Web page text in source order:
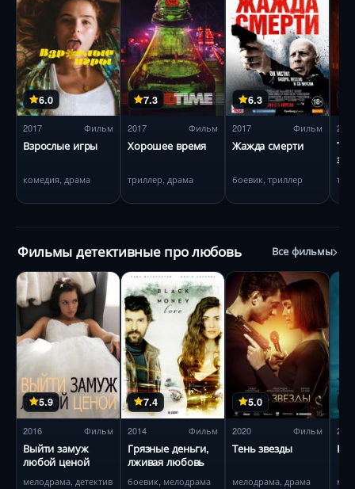
6.0
2017 Фильм
Взрослые игры
комедия, драма
7.3
2017 Фильм
Хорошее время
триллер, драма
6.3
2017 Фильм
Жажда смерти
боевик, триллер
2017
Фильмы детективные про любовь Все фильмы
5.9
2016 Фильм
Выйти замуж
любой ценой
мелодрама, детектив
7.4
2014 Фильм
Грязные деньги,
лживая любовь
боевик, мелодрама
5.0
2020 Фильм
Тень звезды
мелодрама, драма
2018